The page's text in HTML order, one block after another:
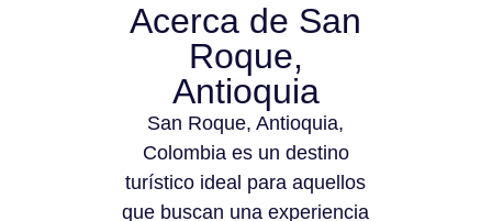
Acerca de San
Roque,
Antioquia
San Roque, Antioquia,
Colombia es un destino
turístico ideal para aquellos
que buscan una experiencia